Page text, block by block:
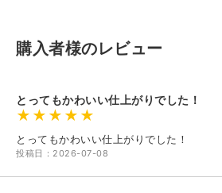
購入者様のレビュー
とってもかわいい仕上がりでした！
とってもかわいい仕上がりでした！
投稿日：2026-07-08